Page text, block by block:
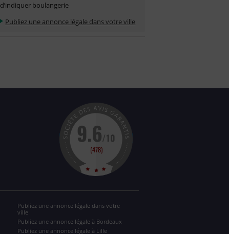
d’indiquer boulangerie
Publiez une annonce légale dans votre ville
Publiez une annonce légale dans votre
ville
Publiez une annonce légale à Bordeaux
Publiez une annonce légale à Lille